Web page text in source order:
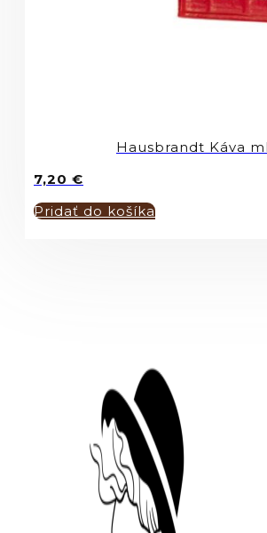
Hausbrandt Káva
7,20 €
Pridať do košíka